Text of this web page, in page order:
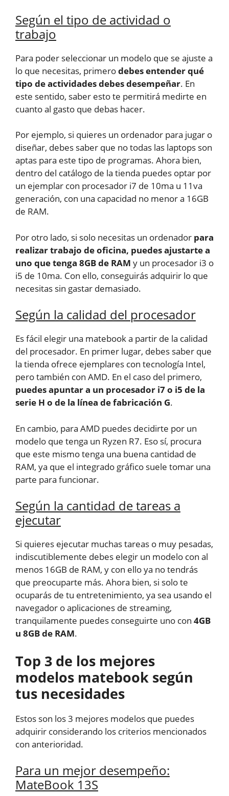
Según el tipo de actividad o
trabajo
Para poder seleccionar un modelo que se ajuste a
lo que necesitas, primerodebes entender qué
tipo de actividades debes desempeñar. En
este sentido, saber esto te permitirá medirte en
cuanto al gasto que debas hacer.
Por ejemplo, si quieres un ordenador para jugar o
diseñar, debes saber que no todas las laptops son
aptas para este tipo de programas. Ahora bien,
dentro del catálogo de la tienda puedes optar por
un ejemplar con procesador i7 de 10ma u 11va
generación, con una capacidad no menor a 16GB
de RAM.
Por otro lado, si solo necesitas un ordenador para
realizar trabajo de oficina, puedes ajustarte a
uno que tenga 8GB de RAM y un procesador i3 o
i5 de 10ma. Con ello, conseguirás adquirir lo que
necesitas sin gastar demasiado.
Según la calidad del procesador
Es fácil elegir una matebook a partir de la calidad
del procesador. En primer lugar, debes saber que
la tienda ofrece ejemplares con tecnología Intel,
pero también con AMD. En el caso del primero,
puedes apuntar a un procesador i7 o i5 de la
serie H o de la línea de fabricación G.
En cambio, para AMD puedes decidirte por un
modelo que tenga un Ryzen R7. Eso sí, procura
que este mismo tenga una buena cantidad de
RAM, ya que el integrado gráfico suele tomar una
parte para funcionar.
Según la cantidad de tareas a
ejecutar
Si quieres ejecutar muchas tareas o muy pesadas,
indiscutiblemente debes elegir un modelo con al
menos 16GB de RAM, y con ello ya no tendrás
que preocuparte más. Ahora bien, si solo te
ocuparás de tu entretenimiento, ya sea usando el
navegador o aplicaciones de streaming,
tranquilamente puedes conseguirte uno con 4GB
u 8GB de RAM.
Top 3 de los mejores
modelos matebook según
tus necesidades
Estos son los 3 mejores modelos que puedes
adquirir considerando los criterios mencionados
con anterioridad.
Para un mejor desempeño:
MateBook 13S